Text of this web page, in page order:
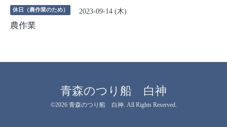
休日（農作業のため） 2023-09-14 (木)
農作業
青森のつり船 白神
©2026 青森のつり船 白神. All Rights Reserved.